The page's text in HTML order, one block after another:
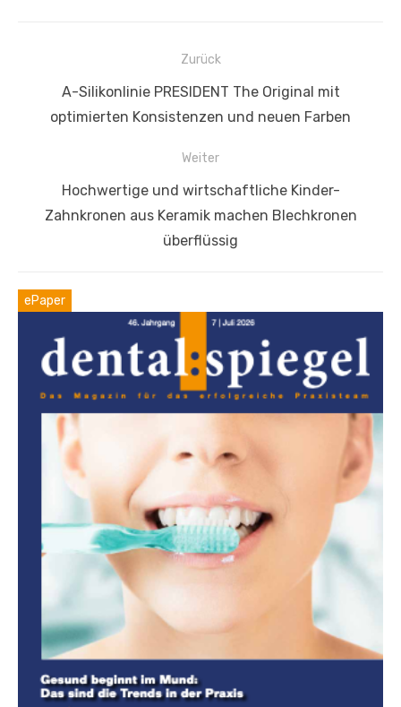
Beitragsnavigation
Zurück
VorherigerA-Silikonlinie PRESIDENT The Original mit
optimierten Konsistenzen und neuen Farben
Weiter
NächsterHochwertige und wirtschaftliche Kinder-
Zahnkronen aus Keramik machen Blechkronen
überflüssig
ePaper